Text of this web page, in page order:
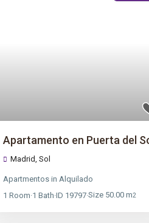
Apartamento en Puerta del
Madrid,Sol
Apartmentos inAlquilado
1 Room·1 Bath·ID 19797·Size 50.00 m2